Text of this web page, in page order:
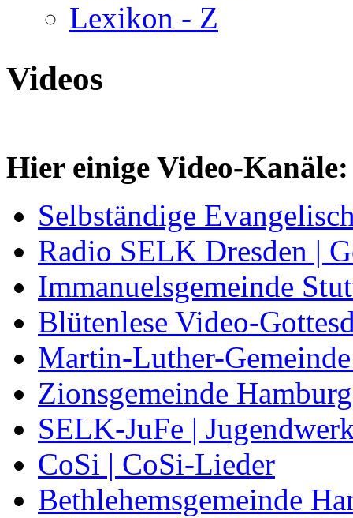
Lexikon - Z
Videos
Hier einige Video-Kanäle:
Selbständige
Radio SELK Dresden |
Immanuelsgemeinde
Blütenlese Video-
Martin-Luther-
Zionsgemeinde Hamburg
SELK-JuFe |
CoSi | CoSi-Lieder
Bethlehemsgemeinde